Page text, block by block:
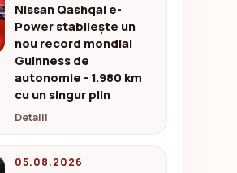
Nissan Qashqai e-
Power stabilește un
nou record mondial
Guinness de
autonomie - 1.980 km
cu un singur plin
Detalii
05.08.2026